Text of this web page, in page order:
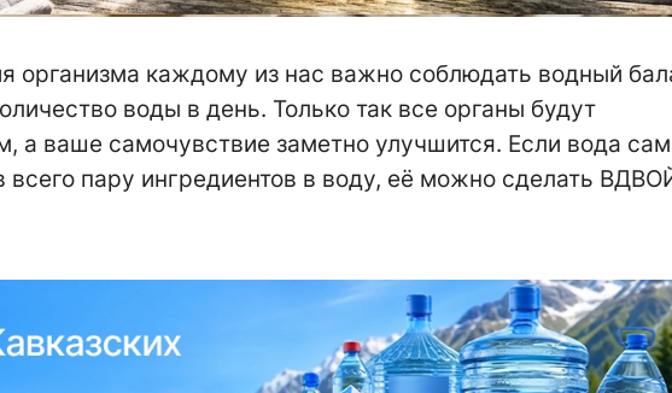
организма каждому из нас важно соблюдать водный
воды в день. Только так все органы будут
а ваше самочувствие заметно улучшится. Если вода
всего пару ингредиентов в воду, её можно сделать